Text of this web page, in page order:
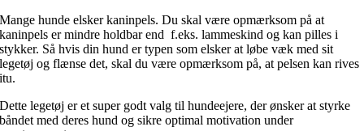
Mange hunde elsker kaninpels. Du skal være opmærksom på at
kaninpels er mindre holdbar end f.eks. lammeskind og kan pilles i
stykker. Så hvis din hund er typen som elsker at løbe væk med sit
legetøj og flænse det, skal du være opmærksom på, at pelsen kan rives
itu.
Dette legetøj er et super godt valg til hundeejere, der ønsker at styrke
båndet med deres hund og sikre optimal motivation under